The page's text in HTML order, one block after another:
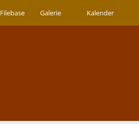
Filebase Galerie Kalender